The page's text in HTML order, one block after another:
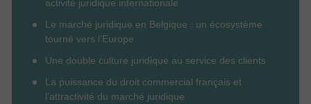
activité juridique internationale
Le marché juridique en Belgique : un écosystème
tourné vers l’Europe
Une double culture juridique au service des clients
La puissance du droit commercial français et
l’attractivité du marché juridique